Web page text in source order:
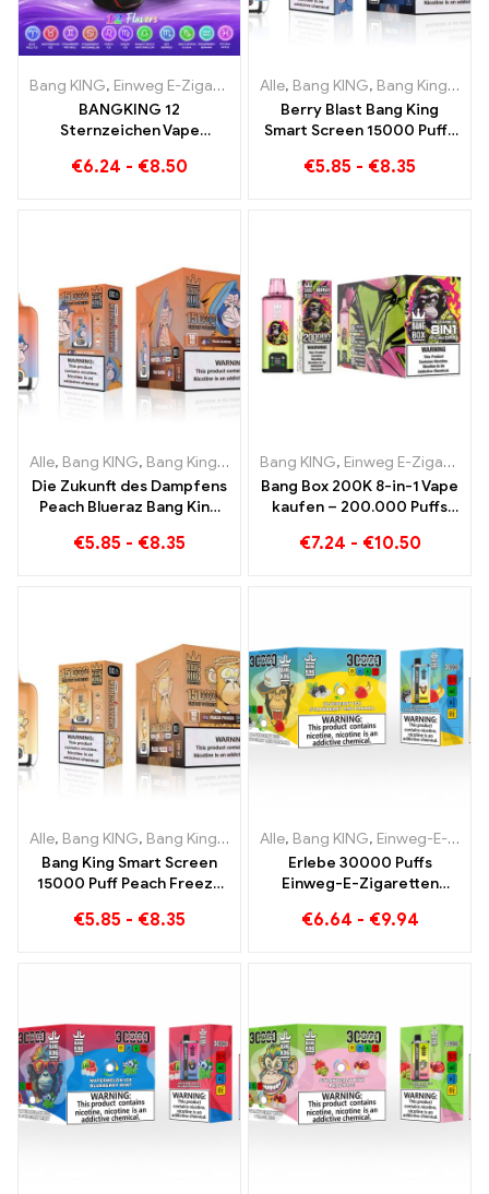
Bang KING, Einweg E-Zigaretten ,Einweg-E-Zigaretten Belgien
BANGKING 12
Sternzeichen Vape
€6.24 - €8.50
Alle, Bang KING, Bang King Smart Screen 15000 Puff
Berry Blast Bang King
Smart Screen 15000 Puffs
neuen Generation
€5.85 - €8.35
Alle, Bang KING, Bang King Smart Screen 15000 Puff ,Einweg-E-
Die Zukunft des Dampfens
Peach Blueraz Bang King
€5.85 - €8.35
Bang KING, Einweg E-Zigaretten
Bang Box 200K 8-in-1 Vape
kaufen – 200.000 Puffs
€7.24 - €10.50
Alle, Bang KING, Bang King Smart Screen 15000 Puff ,Einweg-E-
Bang King Smart Screen
15000 Puff Peach Freeze
€5.85 - €8.35
Alle, Bang KING, Einweg-E-Zigaretten Litauen
Erlebe 30000 Puffs
Einweg-E-Zigaretten
Ice trifft auf Strawberry
€6.64 - €9.94